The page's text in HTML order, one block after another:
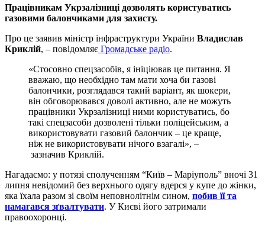
Працівникам Укрзалізниці дозволять користуватись
газовими балончиками для захисту.
Про це заявив міністр інфраструктури України Владислав
Криклій, – повідомляє Громадське радіо.
«Стосовно спецзасобів, я ініціював це питання. Я
вважаю, що необхідно там мати хоча би газові
балончики, розглядався такий варіант, як шокери,
він обговорювався доволі активно, але не можуть
працівники Укрзалізниці ними користуватись, бо
такі спецзасоби дозволені тільки поліцейським, а
використовувати газовий балончик – це краще,
ніж не використовувати нічого взагалі», –
зазначив Криклій.
Нагадаємо: у потязі сполученням “Київ – Маріуполь” вночі 31
липня невідомий без верхнього одягу вдерся у купе до жінки,
яка їхала разом зі своїм неповнолітнім сином, побив її та
намагався зґвалтувати. У Києві його затримали
правоохоронці.